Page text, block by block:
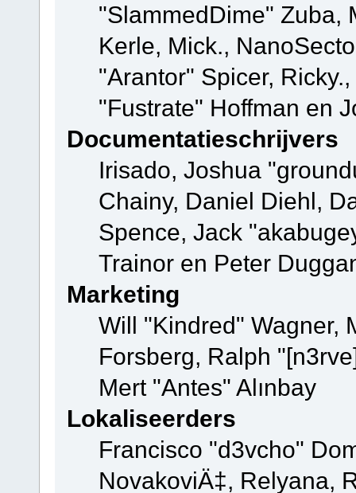
"SlammedDime" Zuba,
Kerle, Mick.,
"Arantor" Spicer,
"Fustrate" Hoffman en
Documentatieschrijvers
Irisado, Joshua
Chainy, Daniel Diehl,
Spence, Jack
Trainor en Peter
Marketing
Will "Kindred" Wagner,
Forsberg, Ralph
Mert "Antes" Alınbay
Lokaliseerders
Francisco "d3vcho"
NovakoviÄ‡, Relyana,